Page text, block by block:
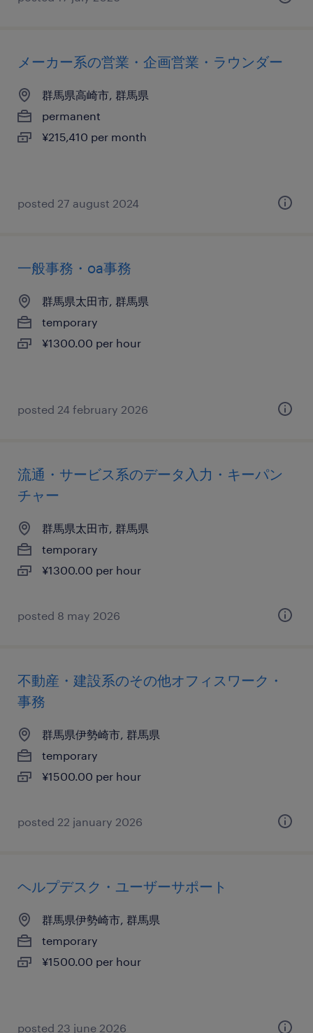
メーカー系の営業・企画営業・ラウンダー
群馬県高崎市, 群馬県
permanent
¥215,410 per month
posted 27 august 2024
一般事務・oa事務
群馬県太田市, 群馬県
temporary
¥1300.00 per hour
posted 24 february 2026
流通・サービス系のデータ入力・キーパン
チャー
群馬県太田市, 群馬県
temporary
¥1300.00 per hour
posted 8 may 2026
不動産・建設系のその他オフィスワーク・
事務
群馬県伊勢崎市, 群馬県
temporary
¥1500.00 per hour
posted 22 january 2026
ヘルプデスク・ユーザーサポート
群馬県伊勢崎市, 群馬県
temporary
¥1500.00 per hour
posted 23 june 2026